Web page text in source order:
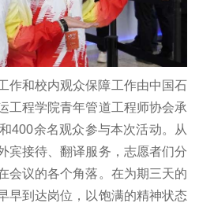
作和校内观众保障工作由中国石
工程学院青年管道工程师协会承
400余名观众参与本次活动。从
宾接待、翻译服务，志愿者们分
会议的各个角落。在为期三天的
早到达岗位，以饱满的精神状态